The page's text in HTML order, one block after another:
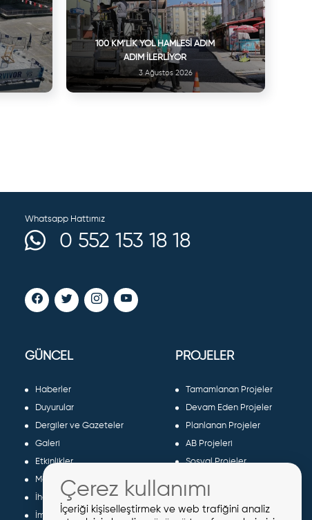
100 KM’LIK YOL HAMLESI ADIM
ADIM İLERLIYOR
3 Ağustos 2026
Whatsapp Hattımız
0 552 153 18 18
GÜNCEL
Haberler
Duyurular
Dergiler ve Gazeteler
Galeri
Etkinlikler
Meclis Kararları
İhaleler
İmar İlanları
PROJELER
Tamamlanan Projeler
Devam Eden Projeler
Planlanan Projeler
AB Projeleri
Sosyal Projeler
Çerez kullanımı
İçeriği kişiselleştirmek ve web trafiğini analiz